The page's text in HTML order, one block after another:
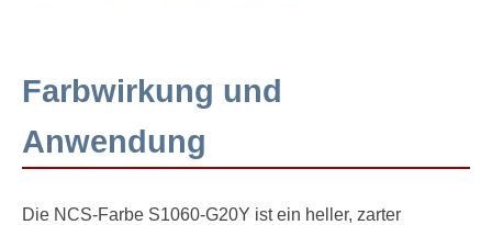
Farbwirkung und
Anwendung
Die NCS-Farbe S1060-G20Y ist ein heller, zarter